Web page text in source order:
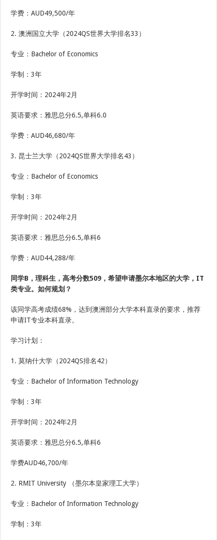
学费：AUD49,500/年
2. 澳洲国立大学（2024QS世界大学排名33）
专业：Bachelor of Economics
学制：3年
开学时间：2024年2月
英语要求：雅思总分6.5,单科6.0
学费：AUD46,680/年
3. 昆士兰大学（2024QS世界大学排名43）
专业：Bachelor of Economics
学制：3年
开学时间：2024年2月
英语要求：雅思总分6.5,单科6
学费：AUD44,288/年
同学B，理科生，高考分数509，希望申请墨尔本地区的大学，IT
类专业。如何规划？
该同学高考成绩68%，达到澳洲部分大学本科直录的要求，推荐
申请IT专业本科直录。
学习计划：
1. 莫纳什大学（2024QS排名42）
专业：Bachelor of Information Technology
学制：3年
开学时间：2024年2月
英语要求：雅思总分6.5,单科6
学费AUD46,700/年
2. RMIT University （墨尔本皇家理工大学）
专业：Bachelor of Information Technology
学制：3年